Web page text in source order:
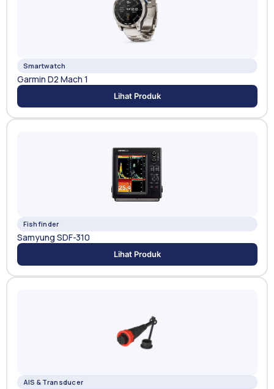
Smartwatch
Garmin D2 Mach 1
Lihat Produk
Fishfinder
Samyung SDF-310
Lihat Produk
AIS & Transducer